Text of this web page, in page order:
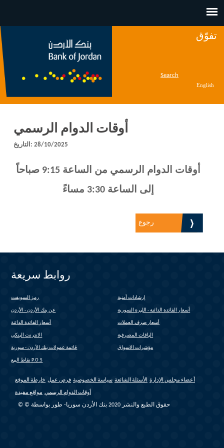
تفوّق
Search
English
أوقات الدوام الرسمي
التاريخ: 28/10/2025
أوقات الدوام الرسمي من الساعة 9:15 صباحاً
إلى الساعة 3:30 مساءً
رجوع
روابط سريعة
رمز السويفت إرشادات أمنية
عن بنك الأردن - الأردن أسعار الفائدة الدائنة - الليرة السورية
أسعار الفائدة الدائنة أسعار صرف العملات
الانترنت البنكي الباقات المصرفية
قائمة عمولات بنك الأردن - سورية مؤشرات الاسواق
نقاط البيع P.O.S
خارطة الموقع فرص عمل سياسة الخصوصية الأسئلة الشائعة أعضاء مجلس الإدارة
مواقع مفيدة أوقات الدوام الرسمي
© © حقوق الطبع والنشر 2020 بنك الأردن سوريا- طور بواسطة